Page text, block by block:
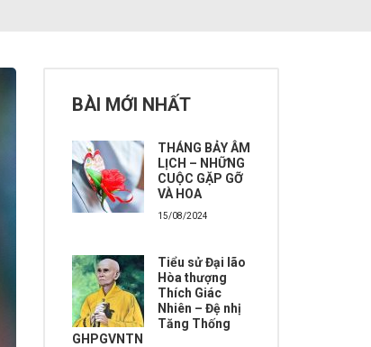
BÀI MỚI NHẤT
THÁNG BẢY ÂM
LỊCH – NHỮNG
CUỘC GẶP GỠ
VÀ HOA
15/08/2024
Tiểu sử Đại lão
Hòa thượng
Thích Giác
Nhiên – Đệ nhị
Tăng Thống
GHPGVNTN